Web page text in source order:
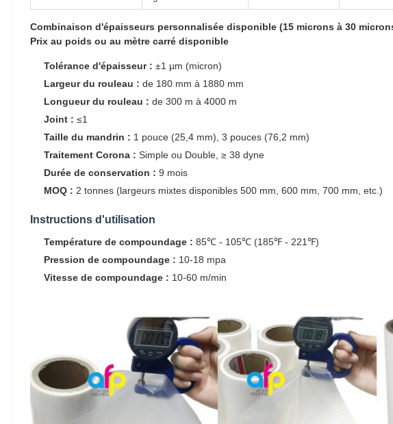
Combinaison d'épaisseurs personnalisée disponible (15 microns à 30
Prix au poids ou au mètre carré disponible
Tolérance d'épaisseur : ±1 µm (micron)
Largeur du rouleau : de 180 mm à 1880 mm
Longueur du rouleau : de 300 m à 4000 m
Joint : ≤1
Taille du mandrin : 1 pouce (25,4 mm), 3 pouces (76,2 mm)
Traitement Corona : Simple ou Double, ≥ 38 dyne
Durée de conservation : 9 mois
MOQ : 2 tonnes (largeurs mixtes disponibles 500 mm, 600 mm, 700 mm, etc.)
Instructions d'utilisation
Température de compoundage : 85℃ - 105℃ (185℉ - 221℉)
Pression de compoundage : 10-18 mpa
Vitesse de compoundage : 10-60 m/min